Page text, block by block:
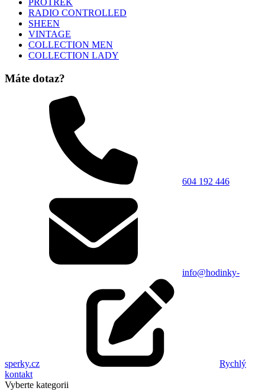
PROTREK
RADIO CONTROLLED
SHEEN
VINTAGE
COLLECTION MEN
COLLECTION LADY
Máte dotaz?
604 192 446
info@hodinky-
sperky.cz
Rychlý
kontakt
Vyberte kategorii